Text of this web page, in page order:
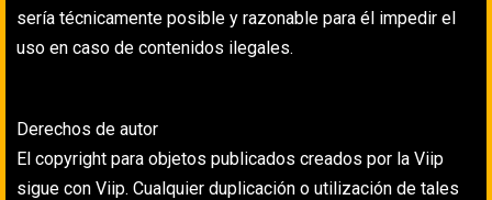
sería técnicamente posible y razonable para él impedir el
uso en caso de contenidos ilegales.
Derechos de autor
El copyright para objetos publicados creados por la Viip
sigue con Viip. Cualquier duplicación o utilización de tales